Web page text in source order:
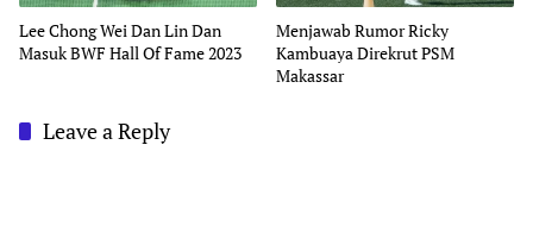
Lee Chong Wei Dan Lin Dan
Masuk BWF Hall Of Fame 2023
Menjawab Rumor Ricky
Kambuaya Direkrut PSM
Makassar
Leave a Reply